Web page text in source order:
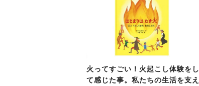
火ってすごい！火起こし体験をし
て感じた事。私たちの生活を支え